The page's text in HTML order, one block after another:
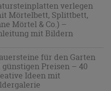
verlegen
Mörtelbett, Splittbett,
Mörtel & Co.) –
mit Bildern
für den Garten
günstigen Preisen – 40
Ideen mit